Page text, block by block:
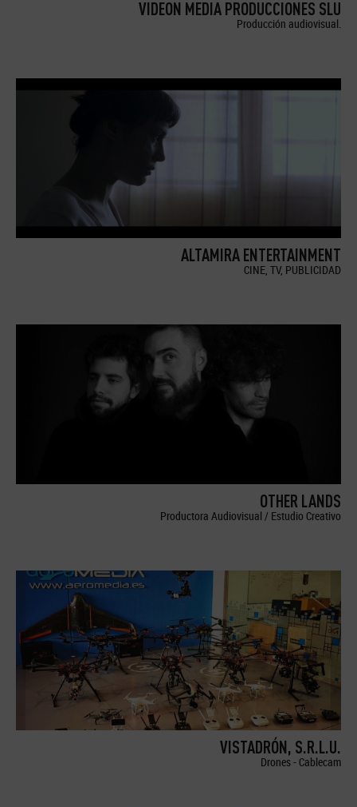
VIDEON MEDIA PRODUCCIONES SLU
Producción audiovisual.
ALTAMIRA ENTERTAINMENT
CINE, TV, PUBLICIDAD
OTHER LANDS
Productora Audiovisual / Estudio Creativo
VISTADRÓN, S.R.L.U.
Drones - Cablecam